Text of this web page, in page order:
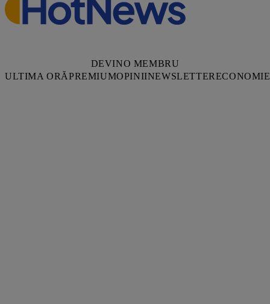
DEVINO MEMBRU
ULTIMA ORĂPREMIUMOPINIINEWSLETTERECONOMIE